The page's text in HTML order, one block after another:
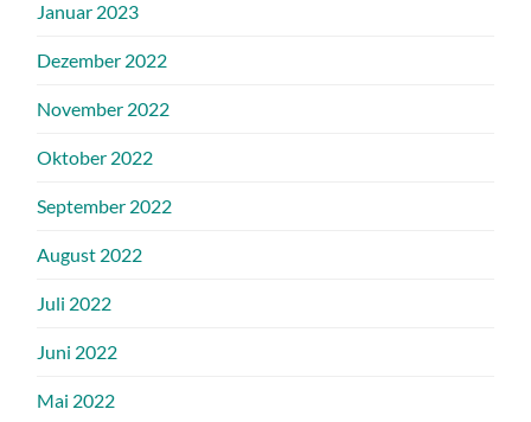
Januar 2023
Dezember 2022
November 2022
Oktober 2022
September 2022
August 2022
Juli 2022
Juni 2022
Mai 2022